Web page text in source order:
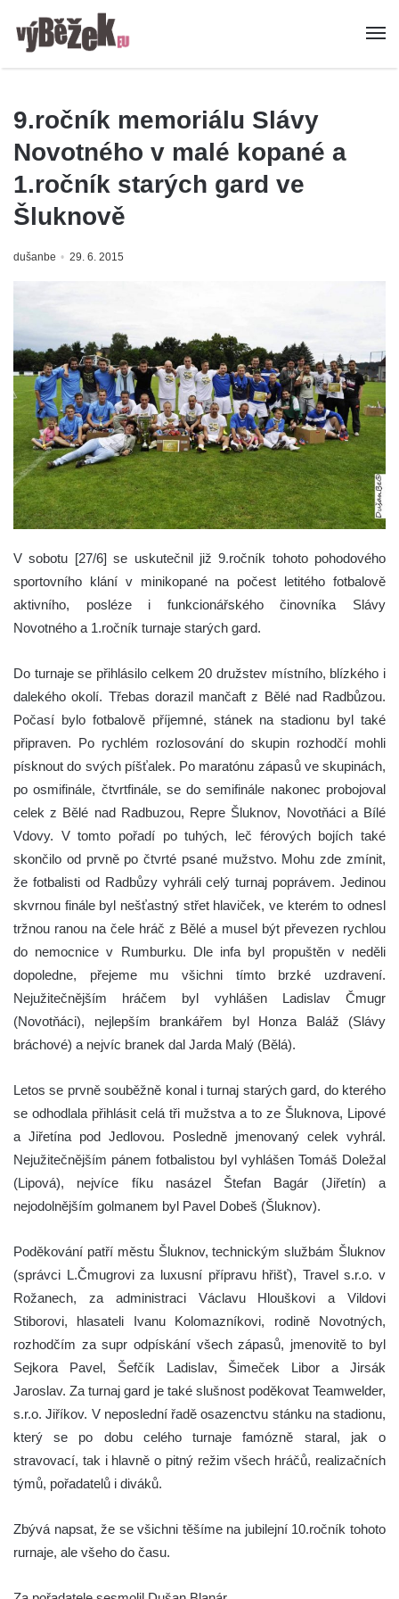
9.ročník memoriálu Slávy
Novotného v malé kopané a
1.ročník starých gard ve
Šluknově
dušanbe 29. 6. 2015
V sobotu [27/6] se uskutečnil již 9.ročník tohoto pohodového
sportovního klání v minikopané na počest letitého fotbalově
aktivního, posléze i funkcionářského činovníka Slávy
Novotného a 1.ročník turnaje starých gard.
Do turnaje se přihlásilo celkem 20 družstev místního, blízkého i
dalekého okolí. Třebas dorazil mančaft z Bělé nad Radbůzou.
Počasí bylo fotbalově příjemné, stánek na stadionu byl také
připraven. Po rychlém rozlosování do skupin rozhodčí mohli
písknout do svých píšťalek. Po maratónu zápasů ve skupinách,
po osmifinále, čtvrtfinále, se do semifinále nakonec probojoval
celek z Bělé nad Radbuzou, Repre Šluknov, Novotňáci a Bílé
Vdovy. V tomto pořadí po tuhých, leč férových bojích také
skončilo od prvně po čtvrté psané mužstvo. Mohu zde zmínit,
že fotbalisti od Radbůzy vyhráli celý turnaj poprávem. Jedinou
skvrnou finále byl nešťastný střet hlaviček, ve kterém to odnesl
tržnou ranou na čele hráč z Bělé a musel být převezen rychlou
do nemocnice v Rumburku. Dle infa byl propuštěn v neděli
dopoledne, přejeme mu všichni tímto brzké uzdravení.
Nejužitečnějším hráčem byl vyhlášen Ladislav Čmugr
(Novotňáci), nejlepším brankářem byl Honza Baláž (Slávy
bráchové) a nejvíc branek dal Jarda Malý (Bělá).
Letos se prvně souběžně konal i turnaj starých gard, do kterého
se odhodlala přihlásit celá tři mužstva a to ze Šluknova, Lipové
a Jiřetína pod Jedlovou. Posledně jmenovaný celek vyhrál.
Nejužitečnějším pánem fotbalistou byl vyhlášen Tomáš Doležal
(Lipová), nejvíce fíku nasázel Štefan Bagár (Jiřetín) a
nejodolnějším golmanem byl Pavel Dobeš (Šluknov).
Poděkování patří městu Šluknov, technickým službám Šluknov
(správci L.Čmugrovi za luxusní přípravu hřišť), Travel s.r.o. v
Rožanech, za administraci Václavu Hlouškovi a Vildovi
Stiborovi, hlasateli Ivanu Kolomazníkovi, rodině Novotných,
rozhodčím za supr odpískání všech zápasů, jmenovitě to byl
Sejkora Pavel, Šefčík Ladislav, Šimeček Libor a Jirsák
Jaroslav. Za turnaj gard je také slušnost poděkovat Teamwelder,
s.r.o. Jiříkov. V neposlední řadě osazenctvu stánku na stadionu,
který se po dobu celého turnaje famózně staral, jak o
stravovací, tak i hlavně o pitný režim všech hráčů, realizačních
týmů, pořadatelů i diváků.
Zbývá napsat, že se všichni těšíme na jubilejní 10.ročník tohoto
rurnaje, ale všeho do času.